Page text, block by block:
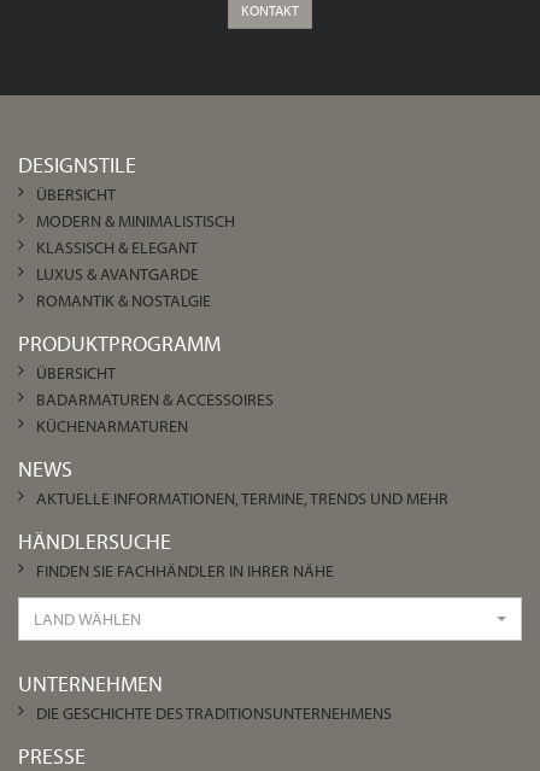
KONTAKT
DESIGNSTILE
ÜBERSICHT
MODERN & MINIMALISTISCH
KLASSISCH & ELEGANT
LUXUS & AVANTGARDE
ROMANTIK & NOSTALGIE
PRODUKTPROGRAMM
ÜBERSICHT
BADARMATUREN & ACCESSOIRES
KÜCHENARMATUREN
NEWS
AKTUELLE INFORMATIONEN, TERMINE, TRENDS UND MEHR
HÄNDLERSUCHE
FINDEN SIE FACHHÄNDLER IN IHRER NÄHE
LAND WÄHLEN
UNTERNEHMEN
DIE GESCHICHTE DES TRADITIONSUNTERNEHMENS
PRESSE